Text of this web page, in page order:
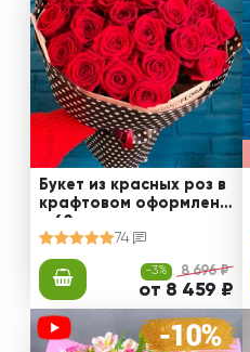
Букет из красных роз в
крафтовом оформлени
и 60 см
74
-3% 8 696 ₽
от 8 459 ₽